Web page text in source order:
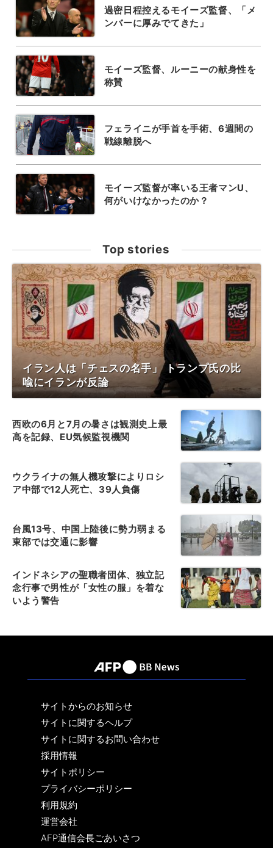
過密日程控えるモイーズ監督、「メ
ンバーに厚みでてきた」
モイーズ監督、ルーニーの献身性を
称賛
フェライニが手首を手術、6週間の
戦線離脱へ
モイーズ監督が率いる王者マンU、
何がいけなかったのか？
Top stories
イラン人は「チェスの名手」 トランプ氏の比
喩にイランが反論
西欧の6月と7月の暑さは観測史上最
高を記録、EU気候監視機関
ウクライナの無人機攻撃によりロシ
ア中部で12人死亡、39人負傷
台風13号、中国上陸後に勢力弱まる
東部では交通に影響
インドネシアの聖職者団体、独立記
念行事で男性が「女性の服」を着な
いよう警告
サイトからのお知らせ
サイトに関するヘルプ
サイトに関するお問い合わせ
採用情報
サイトポリシー
プライバシーポリシー
利用規約
運営会社
AFP通信会長ごあいさつ